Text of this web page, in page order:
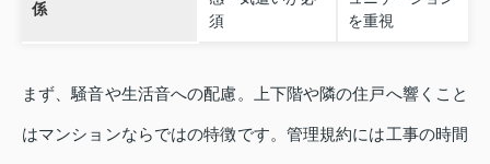
係
須
を重視
まず、騒音や生活音への配慮。上下階や隣の住戸へ響くこと
はマンションならではの特徴です。管理規約には工事の時間